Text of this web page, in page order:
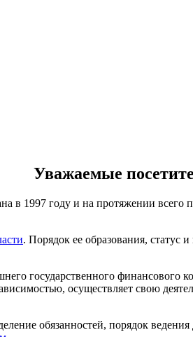
Уважаемые
в 1997 году и на протяжении
. Порядок ее образования, статус
государственного
осуществляет свою
обязанностей, порядок